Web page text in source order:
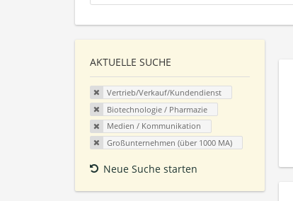
AKTUELLE SUCHE
Vertrieb/Verkauf/Kundendienst
Biotechnologie / Pharmazie
Medien / Kommunikation
Großunternehmen (über 1000 MA)
Neue Suche starten